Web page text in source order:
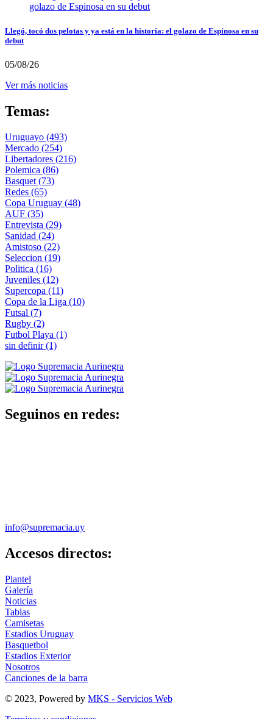
Llegó, tocó dos pelotas y ya está en la historia: el golazo de Espinosa en su
debut
05/08/26
Ver más noticias
Temas:
Uruguayo (493)
Mercado (254)
Libertadores (216)
Polemica (86)
Basquet (73)
Redes (65)
Copa Uruguay (48)
AUF (35)
Entrevista (29)
Sanidad (24)
Amistoso (22)
Seleccion (19)
Politica (16)
Juveniles (12)
Supercopa (11)
Copa de la Liga (10)
Futsal (7)
Rugby (2)
Futbol Playa (1)
sin definir(1)
Seguinos en redes:
info@supremacia.uy
Accesos directos:
Plantel
Galería
Noticias
Tablas
Camisetas
Estadios Uruguay
Basquetbol
Estadios Exterior
Nosotros
Canciones de la barra
© 2023, Powered by MKS - Servicios Web